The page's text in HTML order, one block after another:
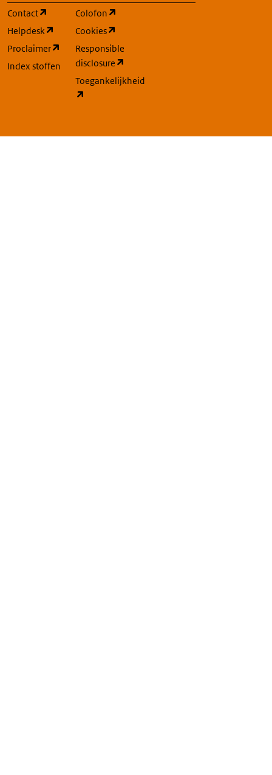
Contact
(opent in een nieuw tabblad)
Helpdesk
(opent in een nieuw tabblad)
Proclaimer
(opent in een nieuw tabblad)
Index stoffen
Colofon
Cookies
Responsible
disclosure
Toegankelijkheid